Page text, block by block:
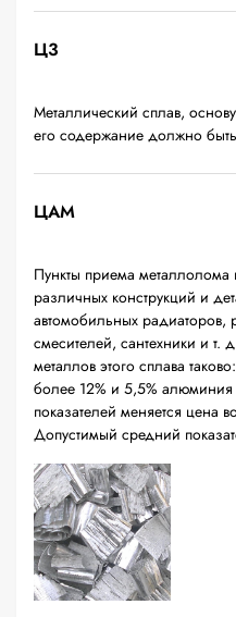
Ц3
Металлический сплав,
его содержание должно
ЦАМ
Пункты приема
различных конструкций и
автомобильных радиаторов,
смесителей, сантехники и
металлов этого сплава
более 12% и 5,5% алюминия
показателей меняется цена
Допустимый средний